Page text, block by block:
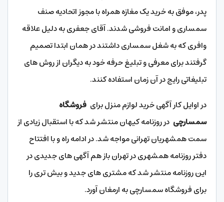
پدر، موفق به خرید یک مغازه همراه با مجوز اتحادیه صنف
سمساری و امانت فروشی شدند. آقای جعفری به دلیل علاقه
وافری که به شغل سمساری داشتند در همان ابتدا تصمیم
گرفتند برای معرفی و تبلیغ حرفه خود به دیگران از روش های
تبلیغاتی رایج در آن زمان استفاده کنند.
در اوایل کار آگهی خرید لوازم منزل برای فروشگاه
سمسارچی در روزنامه کیهان منتشر شد که با استقبال زیادی از
سمت همشهریان تهرانی مواجه شد. در ادامه راه و با افتتاح
دفتر روزنامه همشهری در تهران باز هم آگهی های جدیدی در
این روزنامه منتشر شد که مشتری های جدید و بیش تری را
برای فروشگاه سمسارچی به ارمغان آورد.